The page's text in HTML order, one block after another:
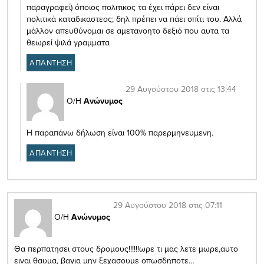
παραγραφεί) όποιος πολιτικος τα έχει πάρει δεν είναι
πολιτικά καταδικαστεος; δηλ πρέπει να πάει σπίτι του. Αλλά
μάλλον απευθύνομαι σε αμετανοητο δεξιό που αυτα τα
θεωρεί ψιλά γραμματα
ΑΠΑΝΤΗΣΗ
Ο/Η Ανώνυμος
29 Αυγούστου 2018 στις 13:44
Η παραπάνω δήλωση είναι 100% παρερμηνευμενη.
ΑΠΑΝΤΗΣΗ
Ο/Η Ανώνυμος
29 Αυγούστου 2018 στις 07:11
Θα περπατησει στους δρομους!!!!!!ωρε τι μας λετε μωρε,αυτο
ειναι θαυμα, βαγια μην ξεχασουμε οπωσδηποτε…